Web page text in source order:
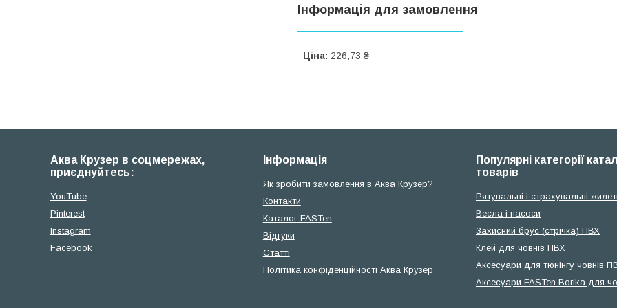
Інформація для замовлення
Ціна: 226,73 ₴
Аква Крузер в соцмережах,
приєднуйтесь:
YouTube
Pinterest
Instagram
Facebook
Iнформація
Як зробити замовлення в Аква Крузер?
Контакти
Каталог FASTen
Відгуки
Cтатті
Політика конфіденційності Аква Крузер
Популярні категорії
товарів
Рятувальні і страхувальні
Весла і насоси
Захисний брус (стрічка) ПВХ
Клей для човнів ПВХ
Аксесуари для тюнінгу човнів
Аксесуари FASTen Borika для